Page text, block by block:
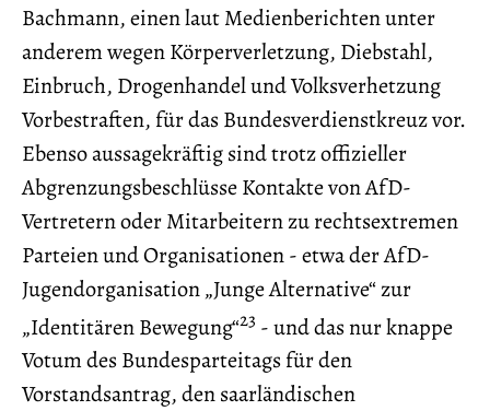
Bachmann, einen laut Medienberichten unter
anderem wegen Körperverletzung, Diebstahl,
Einbruch, Drogenhandel und Volksverhetzung
Vorbestraften, für das Bundesverdienstkreuz vor.
Ebenso aussagekräftig sind trotz offizieller
Abgrenzungsbeschlüsse Kontakte von AfD-
Vertretern oder Mitarbeitern zu rechtsextremen
Parteien und Organisationen - etwa der AfD-
Jugendorganisation „Junge Alternative“ zur
„Identitären Bewegung“23 - und das nur knappe
Votum des Bundesparteitags für den
Vorstandsantrag, den saarländischen